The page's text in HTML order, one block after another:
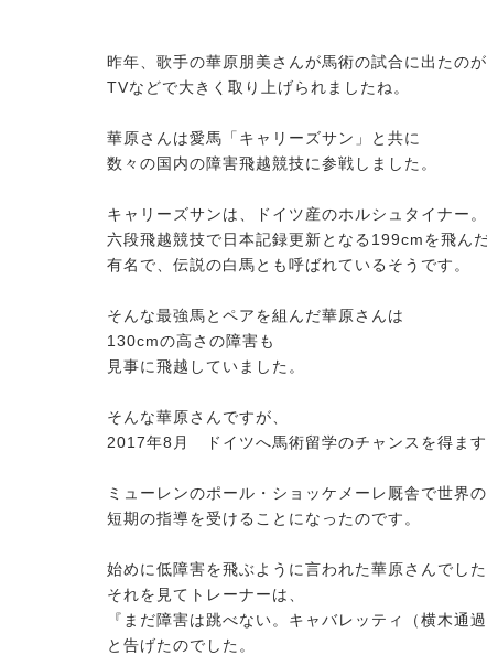
昨年、歌手の華原朋美さんが馬術の試合に出たのが
TVなどで大きく取り上げられましたね。
華原さんは愛馬「キャリーズサン」と共に
数々の国内の障害飛越競技に参戦しました。
キャリーズサンは、ドイツ産のホルシュタイナー。
六段飛越競技で日本記録更新となる199cmを飛ん
有名で、伝説の白馬とも呼ばれているそうです。
そんな最強馬とペアを組んだ華原さんは
130cmの高さの障害も
見事に飛越していました。
そんな華原さんですが、
2017年8月 ドイツへ馬術留学のチャンスを得ます
ミューレンのポール・ショッケメーレ厩舎で世界
短期の指導を受けることになったのです。
始めに低障害を飛ぶように言われた華原さんでした
それを見てトレーナーは、
『まだ障害は跳べない。キャバレッティ（横木通
と告げたのでした。